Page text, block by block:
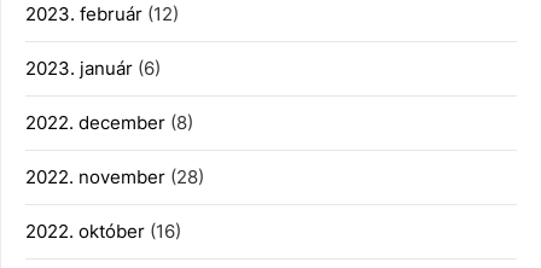
2023. február (12)
2023. január (6)
2022. december (8)
2022. november (28)
2022. október (16)